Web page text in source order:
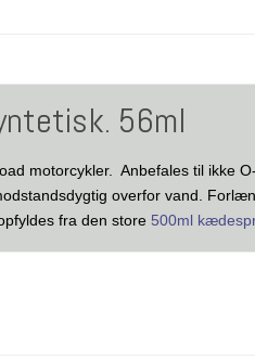
56ml
motorcykler. Anbefales til ikke
overfor vand.
fra den store 500ml